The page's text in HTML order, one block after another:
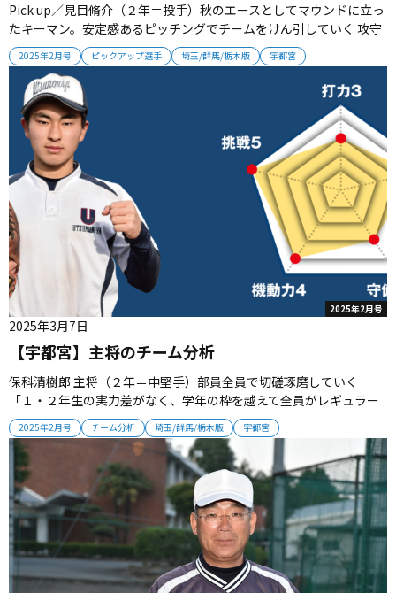
2025年2月号 ピックアップ選手 埼玉/群馬/栃木版 宇都宮
Pick up／見目脩介（２年＝投手）秋のエースとしてマウンドに立っ
たキーマン。安定感あるピッチングでチームをけん引していく 攻守
のキーマン木滝琉雅（２年＝投手・左翼手）保科清樹郎主将（２年
＝中堅手）井戸沼耀太（２年＝遊撃手）北村駿磨（２年＝捕手） 投
手陣木滝琉雅（２年）仁井朝陽（１年）小堀主水（１年）松井優之
介（１年...
2025年2月号
2025年2月号 チーム分析 埼玉/群馬/栃木版 宇都宮
【宇都宮】主将のチーム分析
2025年3月7日
保科清樹郎 主将（２年＝中堅手）部員全員で切磋琢磨していく
「１・２年生の実力差がなく、学年の枠を越えて全員がレギュラー
争いに加わって切磋琢磨していけるチームです。夏・冬の校内合宿
や六大学野球観戦などの刺激や経験を力に変えて、高い目標へ向か
ってチャレンジしていきたいと思います」...